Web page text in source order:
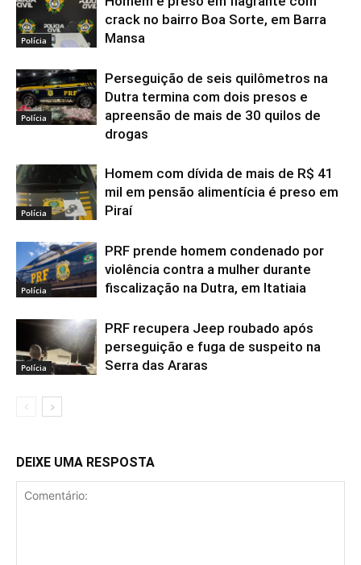
Polícia
crack no bairro Boa Sorte, em Barra
Mansa
Polícia
Perseguição de seis quilômetros na
Dutra termina com dois presos e
apreensão de mais de 30 quilos de
drogas
Polícia
Homem com dívida de mais de R$ 41
mil em pensão alimentícia é preso em
Piraí
Polícia
PRF prende homem condenado por
violência contra a mulher durante
fiscalização na Dutra, em Itatiaia
Polícia
PRF recupera Jeep roubado após
perseguição e fuga de suspeito na
Serra das Araras
DEIXE UMA RESPOSTA